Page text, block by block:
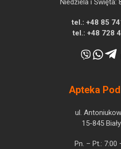
Niedziela i Święta:
tel.: +48 85
tel.: +48 728
Apteka
ul.
15-845
Pn. – Pt.: 7:00